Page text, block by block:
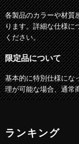
各製品のカラーや材質
ります。詳細な仕様に
ください。
限定品について
基本的に特別仕様にな
理が可能な場合、通常
ランキング